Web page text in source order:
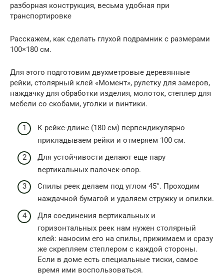
разборная конструкция, весьма удобная при
транспортировке
Расскажем, как сделать глухой подрамник с размерами
100×180 см.
Для этого подготовим двухметровые деревянные
рейки, столярный клей «Момент», рулетку для замеров,
наждачку для обработки изделия, молоток, степлер для
мебели со скобами, уголки и винтики.
К рейке-длине (180 см) перпендикулярно
прикладываем рейки и отмеряем 100 см.
Для устойчивости делают еще пару
вертикальных палочек-опор.
Спилы реек делаем под углом 45°. Проходим
наждачной бумагой и удаляем стружку и опилки.
Для соединения вертикальных и
горизонтальных реек нам нужен столярный
клей: наносим его на спилы, прижимаем и сразу
же скрепляем степлером с каждой стороны.
Если в доме есть специальные тиски, самое
время ими воспользоваться.